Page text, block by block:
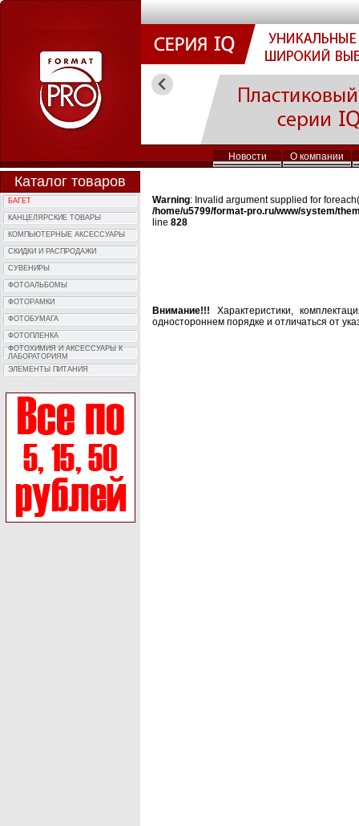
Новости О компании
Каталог товаров
БАГЕТ
КАНЦЕЛЯРСКИЕ ТОВАРЫ
КОМПЬЮTЕРНЫЕ АКСЕССУАРЫ
СКИДКИ И РАСПРОДАЖИ
СУВЕНИРЫ
ФОТОAЛЬБОМЫ
ФОТОPАМКИ
ФОТОБУМАГА
ФОТОПЛЕНКА
ФОТОХИМИЯ И АКCЕССУАРЫ К
ЛАБОРАТОРИЯМ
ЭЛЕМЕНТЫ ПИТАНИЯ
Warning: Invalid argument supplied for
/home/u5799/format-pro.ru/www/system/
line 828
Внимание!!! Характеристики,
одностороннем порядке и отличаться от